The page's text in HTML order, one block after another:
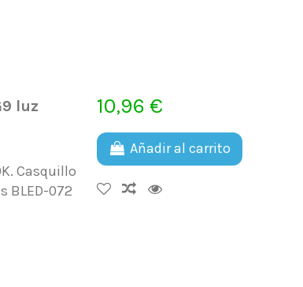
luz
Casquillo
BLED-072
10,96 €
Añadir al carrito